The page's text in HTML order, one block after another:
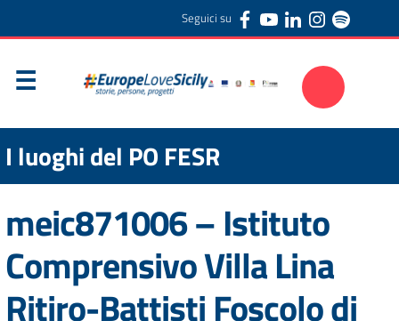
Seguici su
I luoghi del PO FESR
meic871006 – Istituto
Comprensivo Villa Lina
Ritiro-Battisti Foscolo di